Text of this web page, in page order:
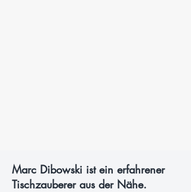
Marc Dibowski ist ein erfahrener
Tischzauberer aus der Nähe.